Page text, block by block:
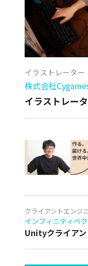
イラストレーター
株式会社
イラストレー
クライアントエンジ
インフィニティベ
Unityクライア